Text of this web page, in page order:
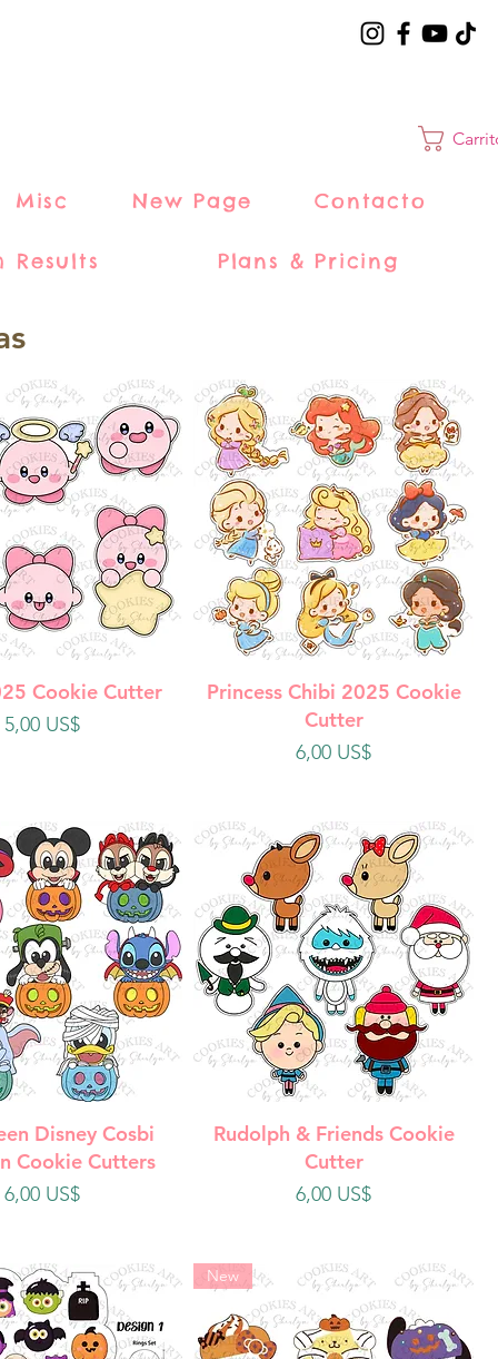
Misc New Page Contacto
Results Plans & Pricing
rápida
Cookie Cutter
Precio
5,00 US$
Vista rápida
Princess Chibi 2025 Cookie
Cutter
Precio
6,00 US$
rápida
Disney Cosbi
Cookie Cutters
Precio
6,00 US$
Vista rápida
Rudolph & Friends Cookie
Cutter
Precio
6,00 US$
New